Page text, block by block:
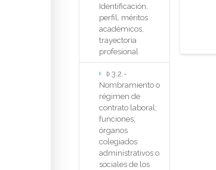
Identificación,
perfil, méritos
académicos,
trayectoria
profesional
3.2.-
Nombramiento o
régimen de
contrato laboral;
funciones;
órganos
colegiados
administrativos o
sociales de los